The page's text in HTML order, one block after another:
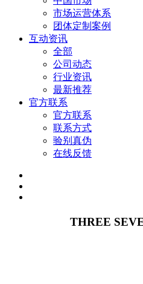
市场运营体系
团体定制案例
互动资讯
全部
公司动态
行业资讯
最新推荐
官方联系
官方联系
联系方式
验别真伪
在线反馈
THREE